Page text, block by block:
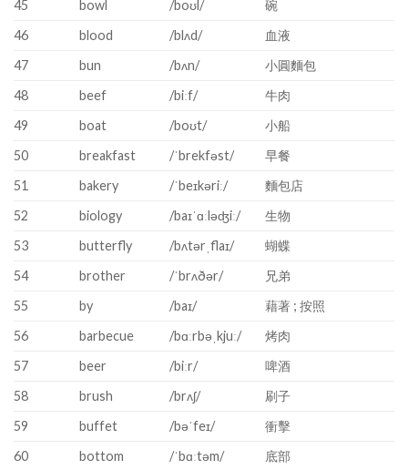
45 bowl /boʊl/
碗
46
blood /blʌd/
血液
47
bun /bʌn/
小圓麵包
48
beef /biːf/
牛肉
49
boat /boʊt/
小船
50
breakfast /ˈbrekfəst/
早餐
51
bakery /ˈbeɪkəriː/
麵包店
52
biology /baɪˈɑːləʤiː/
生物
53
butterfly /bʌtərˌflaɪ/
蝴蝶
54
brother /ˈbrʌðər/
兄弟
55
by /baɪ/
藉著 ; 按照
56
barbecue /bɑːrbəˌkjuː/
烤肉
57
beer /biːr/
啤酒
58
brush /brʌʃ/
刷子
59
buffet /bəˈfeɪ/
衝擊
60
bottom /ˈbɑːtəm/
底部